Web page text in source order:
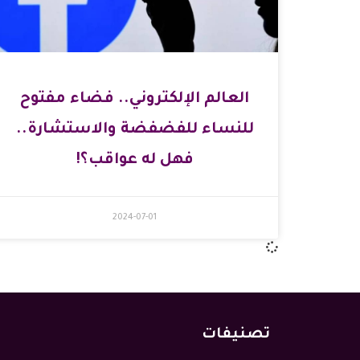
العالم الإلكتروني.. فضاء مفتوح
للنساء للفضفضة والاستشارة..
فهل له عواقب؟!
2024-07-01
تصنيفات